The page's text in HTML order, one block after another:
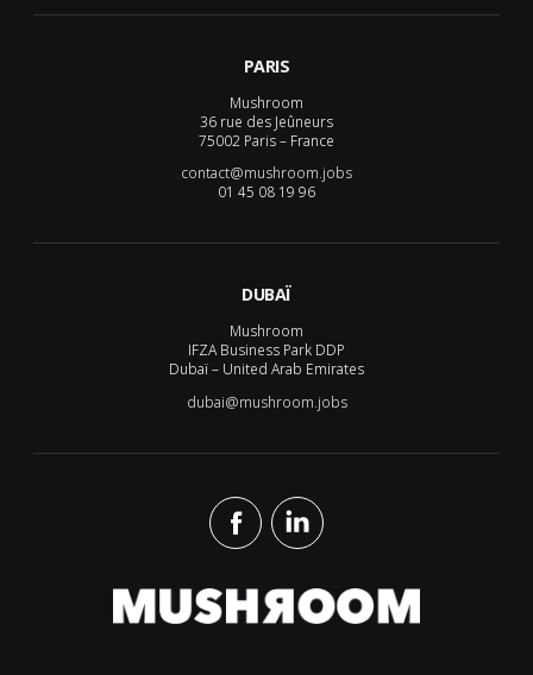
PARIS
Mushroom
36 rue des Jeûneurs
75002 Paris – France
contact@mushroom.jobs
01 45 08 19 96
DUBAÏ
Mushroom
IFZA Business Park DDP
Dubaï – United Arab Emirates
dubai@mushroom.jobs
Mushroom Conseil